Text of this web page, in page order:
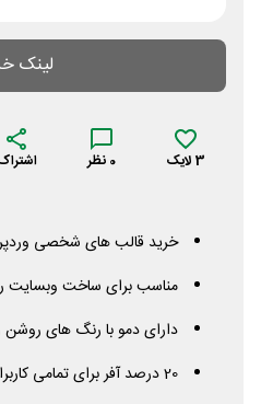
لینک
3 لایک 0 نظر
خرید قالب های شخصی وردپرس
مناسب برای ساخت وبسایت
دارای دمو با رنگ های
20 درصد آفر برای تمامی کاربران با سقف 100 هزار تومان